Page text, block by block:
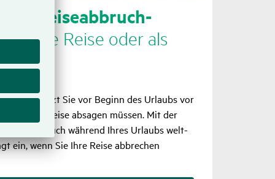
& Reise­ab­bruch-
eine Reise oder als
schützt Sie vor Beginn des Urlaubs vor
Sie Ihre Reise absagen müssen. Mit der
sind Sie auch während Ihres Urlaubs welt­
ein, wenn Sie Ihre Reise abbre­chen